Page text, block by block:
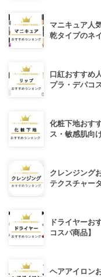
マニキュア人
乾タイプのネ
口紅おすすめ
プラ・デパコ
化粧下地おす
ス・敏感肌向
クレンジング
テクスチャー
ドライヤーお
コスパ商品】
ヘアアイロン